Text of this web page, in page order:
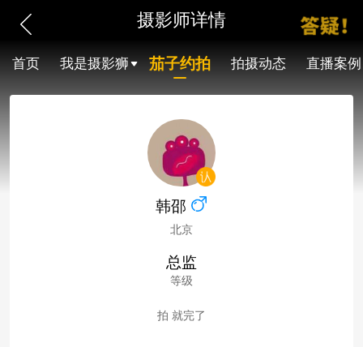
摄影师详情
首页 我是摄影狮 茄子约拍 拍摄动态 直播案例
韩邵
北京
总监
等级
拍 就完了